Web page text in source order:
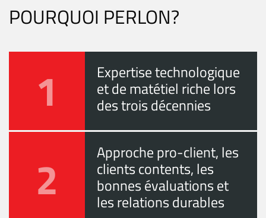
POURQUOI PERLON?
1 Expertise technologique
et de matétiel riche lors
des trois décennies
2 Approche pro-client, les
clients contents, les
bonnes évaluations et
les relations durables